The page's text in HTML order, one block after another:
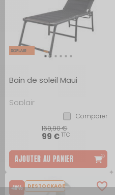
Bain de soleil Maui
Soplair
Comparer
169,90 €
99 €TTC
AJOUTER AU PANIER
-40% DESTOCKAGE